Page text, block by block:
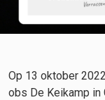
Op 13 oktober
obs De Keikamp in